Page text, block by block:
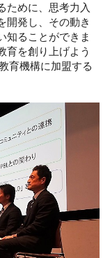
ために、思考力入
開発し、その動き
知ることができま
育を創り上げよう
育機構に加盟する